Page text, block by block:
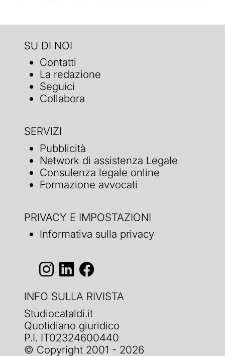
SU DI NOI
Contatti
La redazione
Seguici
Collabora
SERVIZI
Pubblicità
Network di assistenza Legale
Consulenza legale online
Formazione avvocati
PRIVACY E IMPOSTAZIONI
Informativa sulla privacy
INFO SULLA RIVISTA
Studiocataldi.it
Quotidiano giuridico
P.I. IT02324600440
© Copyright 2001 - 2026